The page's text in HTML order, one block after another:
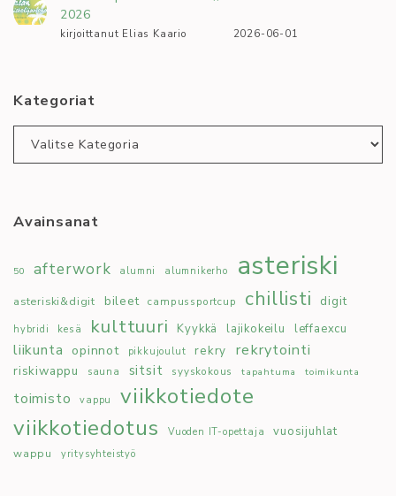
2026
kirjoittanut Elias Kaario 2026-06-01
Kategoriat
Kategoriat
Avainsanat
50 afterwork alumni alumnikerho asteriski
asteriski&digit bileet campussportcup chillisti digit
hybridi kesä kulttuuri Kyykkä lajikokeilu leffaexcu
liikunta opinnot pikkujoulut rekry rekrytointi
riskiwappu sauna sitsit syyskokous tapahtuma toimikunta
toimisto vappu
viikkotiedote
viikkotiedotus
Vuoden IT-opettaja vuosijuhlat
wappu yritysyhteistyö